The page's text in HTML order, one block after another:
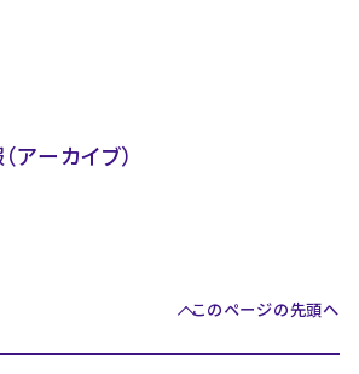
アーカイブ）
このページの先頭へ